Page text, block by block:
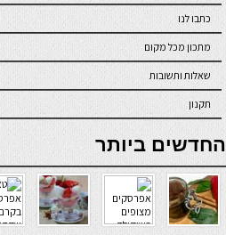
כתבו לנו
מתכון מכל מקום
שאלות ותשובות
תקנון
online casino
החדשים ביותר